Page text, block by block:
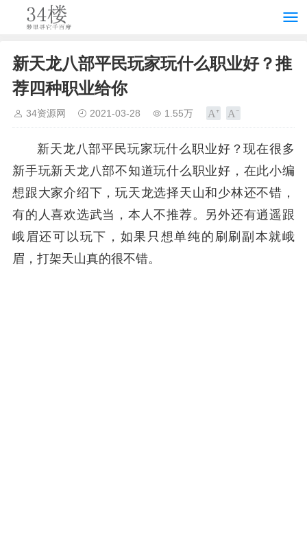
新天龙八部平民玩家玩什么职业好？推
荐四种职业给你
34资源网 2021-03-28 1.55万
新天龙八部平民玩家玩什么职业好？现在很多
新手玩新天龙八部不知道玩什么职业好，在此小编
想跟大家介绍下，玩天龙选择天山和少林还不错，
有的人喜欢选武当，本人不推荐。另外还有逍遥跟
峨眉还可以玩下，如果只想单纯的刷刷副本就峨
眉，打架天山真的很不错。